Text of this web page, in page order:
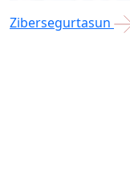
Zibersegurtasun